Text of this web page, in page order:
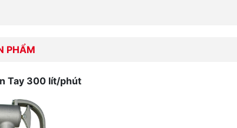
PHẨM
Tay 300 lít/phút